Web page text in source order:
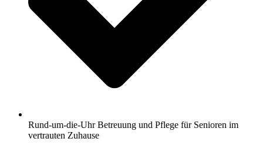
Rund-um-die-Uhr Betreuung und Pflege für Senioren im
vertrauten Zuhause